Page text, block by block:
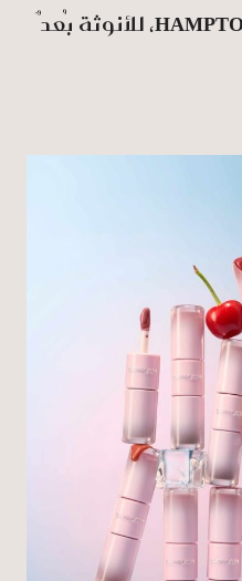
هامبتون إكس.آس HAMPTON XS، للأنوثة بُعدٌ